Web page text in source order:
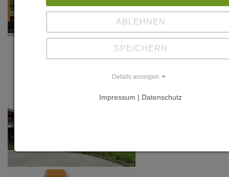
ABLEHNEN
SPEICHERN
Details anzeigen
Impressum | Datenschutz